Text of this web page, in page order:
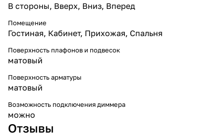
В стороны, Вверх, Вниз, Вперед
Помещение
Гостиная, Кабинет, Прихожая, Спальня
Поверхность плафонов и подвесок
матовый
Поверхность арматуры
матовый
Возможность подключения диммера
можно
Отзывы